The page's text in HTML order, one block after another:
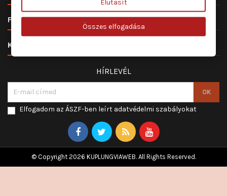
FIÓKOD 
KAPCSOLAT
HÍRLEVÉL
Elfogadom az ÁSZF-ben leírt adatvédelmi szabályokat
© Copyright 2026 KUPLUNGVIAWEB. All Rights Reserved.
Elutasít
Összes elfogadása